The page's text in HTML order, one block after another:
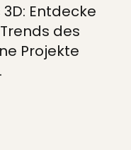
Entdecke
des
Projekte